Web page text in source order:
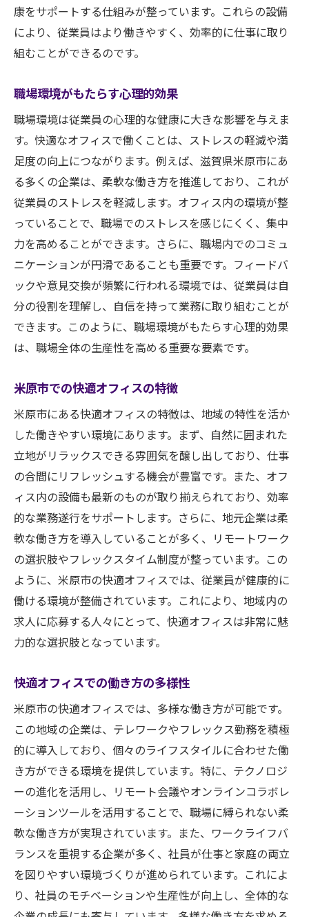
康をサポートする仕組みが整っています。これらの設備
により、従業員はより働きやすく、効率的に仕事に取り
組むことができるのです。
職場環境がもたらす心理的効果
職場環境は従業員の心理的な健康に大きな影響を与えま
す。快適なオフィスで働くことは、ストレスの軽減や満
足度の向上につながります。例えば、滋賀県米原市にあ
る多くの企業は、柔軟な働き方を推進しており、これが
従業員のストレスを軽減します。オフィス内の環境が整
っていることで、職場でのストレスを感じにくく、集中
力を高めることができます。さらに、職場内でのコミュ
ニケーションが円滑であることも重要です。フィードバ
ックや意見交換が頻繁に行われる環境では、従業員は自
分の役割を理解し、自信を持って業務に取り組むことが
できます。このように、職場環境がもたらす心理的効果
は、職場全体の生産性を高める重要な要素です。
米原市での快適オフィスの特徴
米原市にある快適オフィスの特徴は、地域の特性を活か
した働きやすい環境にあります。まず、自然に囲まれた
立地がリラックスできる雰囲気を醸し出しており、仕事
の合間にリフレッシュする機会が豊富です。また、オフ
ィス内の設備も最新のものが取り揃えられており、効率
的な業務遂行をサポートします。さらに、地元企業は柔
軟な働き方を導入していることが多く、リモートワーク
の選択肢やフレックスタイム制度が整っています。この
ように、米原市の快適オフィスでは、従業員が健康的に
働ける環境が整備されています。これにより、地域内の
求人に応募する人々にとって、快適オフィスは非常に魅
力的な選択肢となっています。
快適オフィスでの働き方の多様性
米原市の快適オフィスでは、多様な働き方が可能です。
この地域の企業は、テレワークやフレックス勤務を積極
的に導入しており、個々のライフスタイルに合わせた働
き方ができる環境を提供しています。特に、テクノロジ
ーの進化を活用し、リモート会議やオンラインコラボレ
ーションツールを活用することで、職場に縛られない柔
軟な働き方が実現されています。また、ワークライフバ
ランスを重視する企業が多く、社員が仕事と家庭の両立
を図りやすい環境づくりが進められています。これによ
り、社員のモチベーションや生産性が向上し、全体的な